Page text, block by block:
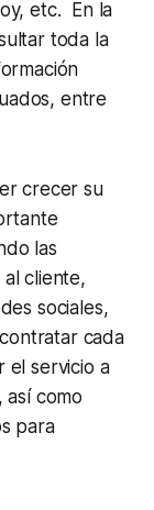
etc. En la
toda la
entre
crecer su
las
cliente,
sociales,
cada
el servicio a
como
para